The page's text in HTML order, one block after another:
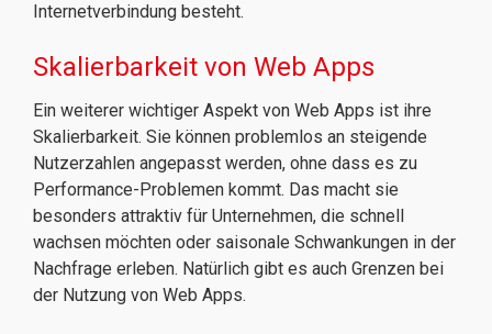
Internetverbindung besteht.
Skalierbarkeit von Web Apps
Ein weiterer wichtiger Aspekt von Web Apps ist ihre
Skalierbarkeit. Sie können problemlos an steigende
Nutzerzahlen angepasst werden, ohne dass es zu
Performance-Problemen kommt. Das macht sie
besonders attraktiv für Unternehmen, die schnell
wachsen möchten oder saisonale Schwankungen in der
Nachfrage erleben. Natürlich gibt es auch Grenzen bei
der Nutzung von Web Apps.